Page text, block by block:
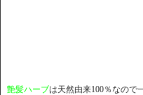
艶髪ハーブは天然由来100％なので